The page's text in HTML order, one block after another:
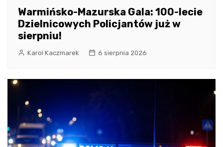
Warmińsko-Mazurska Gala: 100-lecie
Dzielnicowych Policjantów już w
sierpniu!
Karol Kaczmarek 6 sierpnia 2026